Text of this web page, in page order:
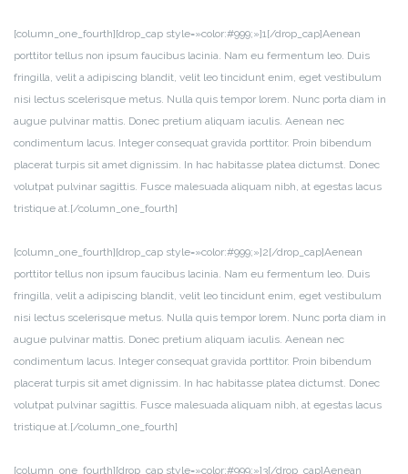
[column_one_fourth][drop_cap style=»color:#999;»]1[/drop_cap]Aenean
porttitor tellus non ipsum faucibus lacinia. Nam eu fermentum leo. Duis
fringilla, velit a adipiscing blandit, velit leo tincidunt enim, eget vestibulum
nisi lectus scelerisque metus. Nulla quis tempor lorem. Nunc porta diam in
augue pulvinar mattis. Donec pretium aliquam iaculis. Aenean nec
condimentum lacus. Integer consequat gravida porttitor. Proin bibendum
placerat turpis sit amet dignissim. In hac habitasse platea dictumst. Donec
volutpat pulvinar sagittis. Fusce malesuada aliquam nibh, at egestas lacus
tristique at.[/column_one_fourth]
[column_one_fourth][drop_cap style=»color:#999;»]2[/drop_cap]Aenean
porttitor tellus non ipsum faucibus lacinia. Nam eu fermentum leo. Duis
fringilla, velit a adipiscing blandit, velit leo tincidunt enim, eget vestibulum
nisi lectus scelerisque metus. Nulla quis tempor lorem. Nunc porta diam in
augue pulvinar mattis. Donec pretium aliquam iaculis. Aenean nec
condimentum lacus. Integer consequat gravida porttitor. Proin bibendum
placerat turpis sit amet dignissim. In hac habitasse platea dictumst. Donec
volutpat pulvinar sagittis. Fusce malesuada aliquam nibh, at egestas lacus
tristique at.[/column_one_fourth]
[column_one_fourth][drop_cap style=»color:#999;»]3[/drop_cap]Aenean